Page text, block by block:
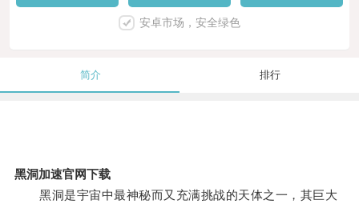
安卓市场，安全绿色
简介 排行
黑洞加速官网下载
黑洞是宇宙中最神秘而又充满挑战的天体之一，其巨大